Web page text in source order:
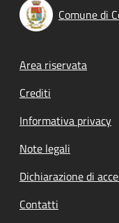
Comune di
Footer
Area riservata
Crediti
Informativa privacy
Note legali
Dichiarazione di
Contatti